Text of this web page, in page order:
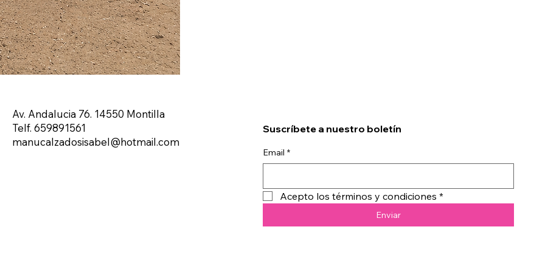
Av. Andalucia 76. 14550 Montilla
Telf. 659891561
manucalzadosisabel@hotmail.com
Suscríbete a nuestro boletín
Email *
Acepto los términos y condiciones *
Enviar